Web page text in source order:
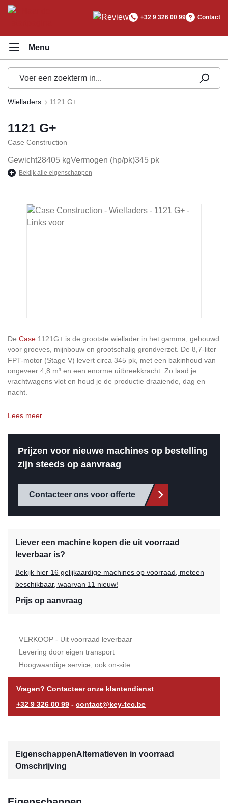
+32 9 326 00 99 Contact
Wielladers 1121 G+
1121 G+
Case Construction
Gewicht28405 kgVermogen (hp/pk)345 pk
Bekijk alle eigenschappen
Afbeeldingengalerij overslaan
De Case 1121G+ is de grootste wiellader in het gamma, gebouwd
voor groeves, mijnbouw en grootschalig grondverzet. De 8,7-liter
FPT-motor (Stage V) levert circa 345 pk, met een bakinhoud van
ongeveer 4,8 m³ en een enorme uitbreekkracht. Zo laad je
vrachtwagens vlot en houd je de productie draaiende, dag en
nacht.
Lees meer
Prijzen voor nieuwe machines op bestelling
zijn steeds op aanvraag
Contacteer ons voor offerte
Liever een machine kopen die uit voorraad
leverbaar is?
Bekijk hier 16 gelijkaardige machines op voorraad, meteen
beschikbaar, waarvan 11 nieuw!
Prijs op aanvraag
VERKOOP - Uit voorraad leverbaar
Levering door eigen transport
Hoogwaardige service, ook on-site
Vragen? Contacteer onze klantendienst
+32 9 326 00 99 - contact@key-tec.be
EigenschappenAlternatieven in voorraad
Omschrijving